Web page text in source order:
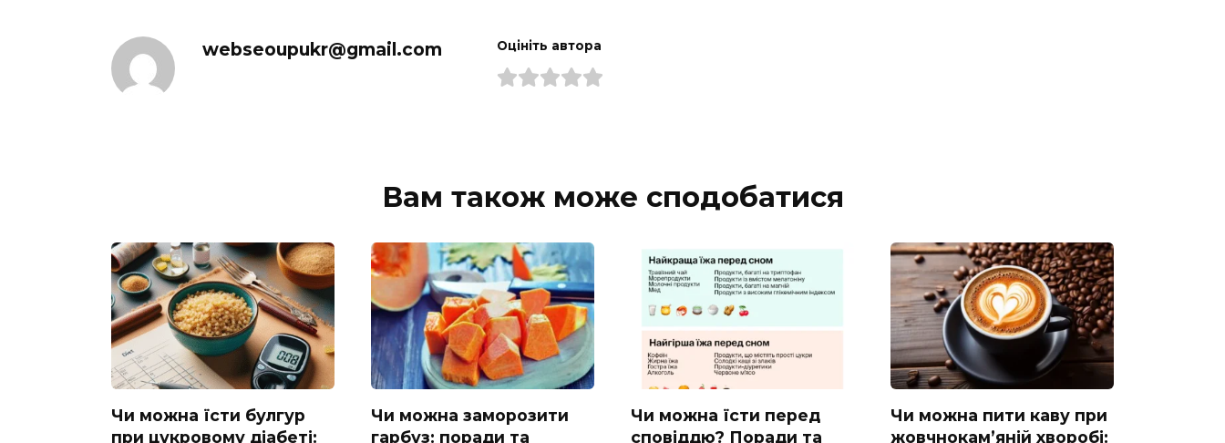
webseoupukr@gmail.com Оцініть автора
Вам також може сподобатися
Чи можна їсти булгур
при цукровому діабеті:
Чи можна заморозити
гарбуз: поради та
Чи можна їсти перед
сповіддю? Поради та
Чи можна пити каву при
жовчнокам’яній хворобі: